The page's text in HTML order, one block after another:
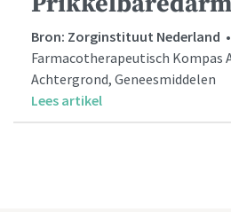
Bron: Zorginstituut Nederland
Farmacotherapeutisch Kompas
Achtergrond, Geneesmiddelen
Lees artikel